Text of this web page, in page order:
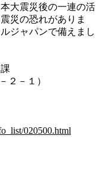
大震災後の一連の活
災の恐れがありま
ジャパンで備えまし
２－１）
020500.html